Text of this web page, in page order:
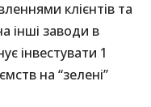
клієнтів та
інші заводи в
інвестувати 1
на “зелені”